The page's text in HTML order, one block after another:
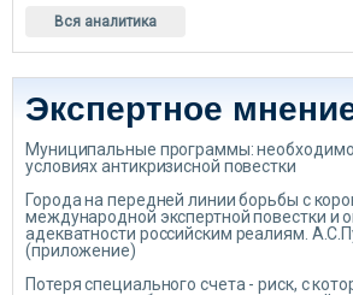
Вся аналитика
Экспертное
Муниципальные программы:
условиях антикризисной повестки
Города на передней линии борьбы с
международной экспертной повестки и
адекватности российским реалиям.
(приложение)
Потеря специального счета - риск, с